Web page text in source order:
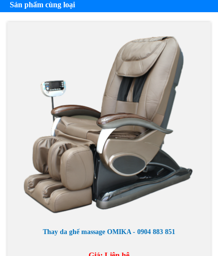
Sản phẩm cùng loại
Thay da ghế massage OMIKA - 0904 883 851